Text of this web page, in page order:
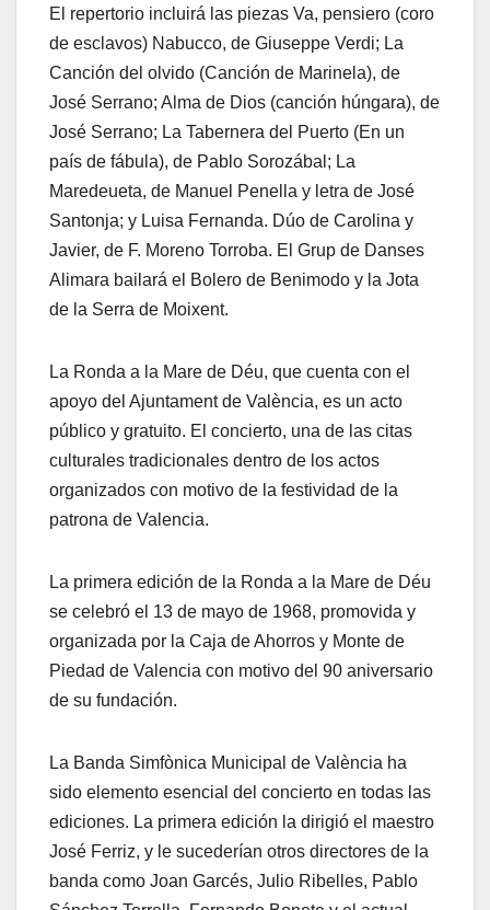
El repertorio incluirá las piezas Va, pensiero (coro
de esclavos) Nabucco, de Giuseppe Verdi; La
Canción del olvido (Canción de Marinela), de
José Serrano; Alma de Dios (canción húngara), de
José Serrano; La Tabernera del Puerto (En un
país de fábula), de Pablo Sorozábal; La
Maredeueta, de Manuel Penella y letra de José
Santonja; y Luisa Fernanda. Dúo de Carolina y
Javier, de F. Moreno Torroba. El Grup de Danses
Alimara bailará el Bolero de Benimodo y la Jota
de la Serra de Moixent.
La Ronda a la Mare de Déu, que cuenta con el
apoyo del Ajuntament de València, es un acto
público y gratuito. El concierto, una de las citas
culturales tradicionales dentro de los actos
organizados con motivo de la festividad de la
patrona de Valencia.
La primera edición de la Ronda a la Mare de Déu
se celebró el 13 de mayo de 1968, promovida y
organizada por la Caja de Ahorros y Monte de
Piedad de Valencia con motivo del 90 aniversario
de su fundación.
La Banda Simfònica Municipal de València ha
sido elemento esencial del concierto en todas las
ediciones. La primera edición la dirigió el maestro
José Ferriz, y le sucederían otros directores de la
banda como Joan Garcés, Julio Ribelles, Pablo